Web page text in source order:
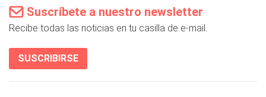
Suscríbete a nuestro newsletter
Recibe todas las noticias en tu casilla de e-mail.
SUSCRIBIRSE